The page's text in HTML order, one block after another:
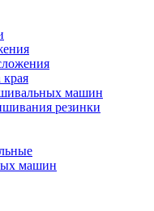
машин
резинки
машин